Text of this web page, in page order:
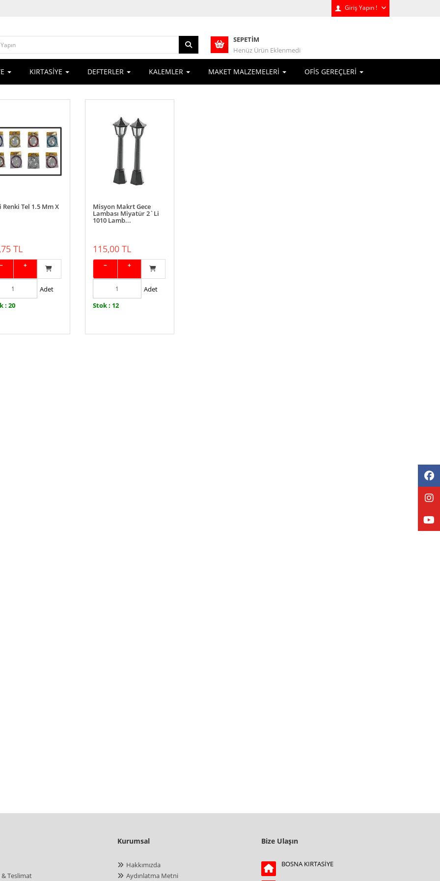
Giriş Yapın !
SEPETIM
Henüz Ürün Eklenmedi
KIRTASİYE DEFTERLER KALEMLER MAKET MALZEMELERİ OFİS GEREÇLERİ
Renki Tel 1.5 Mm X
TL
− +
Adet
: 20
Misyon Makrt Gece
Lambası Miyatür 2`Li
1010 Lamb...
115,00 TL
− +
Adet
Stok : 12
& Teslimat
Kurumsal
Hakkımızda
Aydınlatma Metni
Bize Ulaşın
BOSNA KIRTASİYE